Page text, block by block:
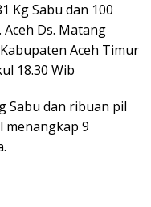
Kg Sabu dan 100
Ds. Matang
Aceh Timur
18.30 Wib
Sabu dan ribuan pil
menangkap 9